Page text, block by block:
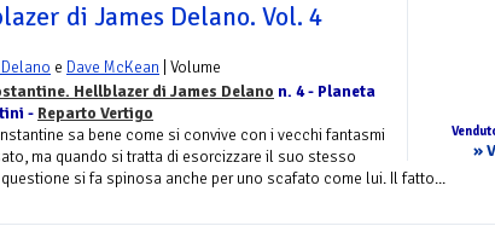
»
di James Delano. Vol. 4
e Dave McKean | Volume
Hellblazer di James Delano n. 4 - Planeta
- Reparto Vertigo
sa bene come si convive con i vecchi fantasmi
ma quando si tratta di esorcizzare il suo stesso
si fa spinosa anche per uno scafato come lui. Il fatto...